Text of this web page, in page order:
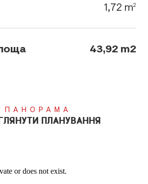
1,72 m2
43,92 m2
ПАНОРАМА
ПЛАНУВАННЯ